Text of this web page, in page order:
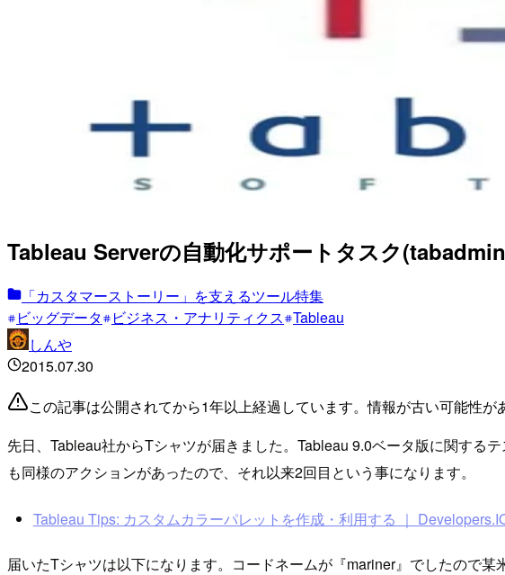
Tableau Serverの自動化サポートタスク
「カスタマーストーリー」を支えるツール特集
ビッグデータ
ビジネス・アナリティクス Tableau
しんや
2015.07.30
この記事は公開されてから1年以上経過しています。情報が古い可能性が
先日、Tableau社からTシャツが届きました。Tableau 9.0ベータ版に関する
も同様のアクションがあったので、それ以来2回目という事になります。
Tableau Tips: カスタムカラーパレットを作成・利用する ｜
届いたTシャツは以下になります。コードネームが『mariner』でしたので